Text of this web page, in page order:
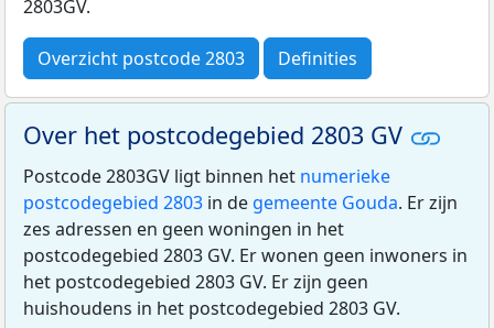
2803GV.
Overzicht postcode 2803 Definities
Over het postcodegebied 2803 GV
Postcode 2803GV ligt binnen het numerieke
postcodegebied 2803 in de gemeente Gouda. Er zijn
zes adressen en geen woningen in het
postcodegebied 2803 GV. Er wonen geen inwoners in
het postcodegebied 2803 GV. Er zijn geen
huishoudens in het postcodegebied 2803 GV.